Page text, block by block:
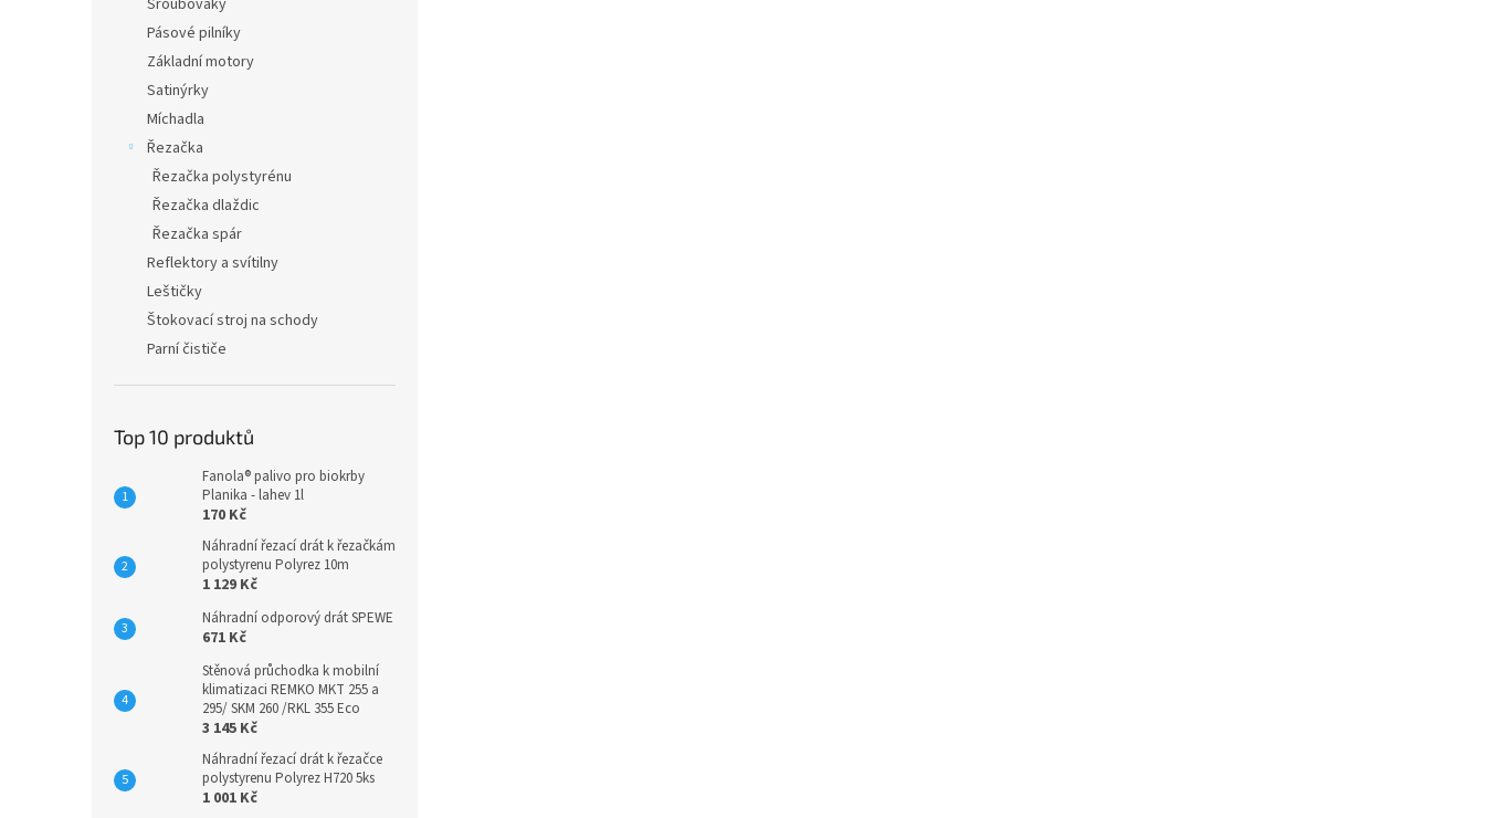
Šroubováky
Pásové pilníky
Základní motory
Satinýrky
Míchadla
Řezačka
Řezačka polystyrénu
Řezačka dlaždic
Řezačka spár
Reflektory a svítilny
Leštičky
Štokovací stroj na schody
Parní čističe
Top 10 produktů
Fanola® palivo pro biokrby
Planika - lahev 1l
170 Kč
Náhradní řezací drát k řezačkám
polystyrenu Polyrez 10m
1 129 Kč
Náhradní odporový drát SPEWE
671 Kč
Stěnová průchodka k mobilní
klimatizaci REMKO MKT 255 a
295/ SKM 260 /RKL 355 Eco
3 145 Kč
Náhradní řezací drát k řezačce
polystyrenu Polyrez H720 5ks
1 001 Kč